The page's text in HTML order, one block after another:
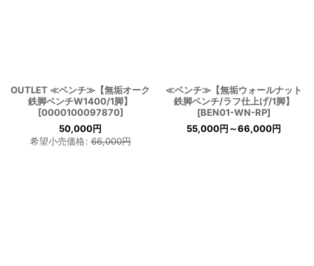
OUTLET ≪ベンチ≫【無垢オーク
鉄脚ベンチW1400/1脚】
[0000100097870]
50,000円
希望小売価格: 66,000円
≪ベンチ≫【無垢ウォールナット
鉄脚ベンチ/ラフ仕上げ/1脚】
[BEN01-WN-RP]
55,000円～66,000円